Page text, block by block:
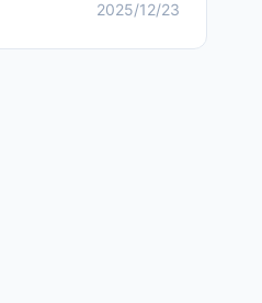
2025/12/23